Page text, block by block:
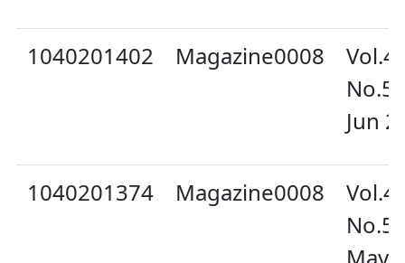
1040201402 Magazine0008
Jun
1040201374 Magazine0008